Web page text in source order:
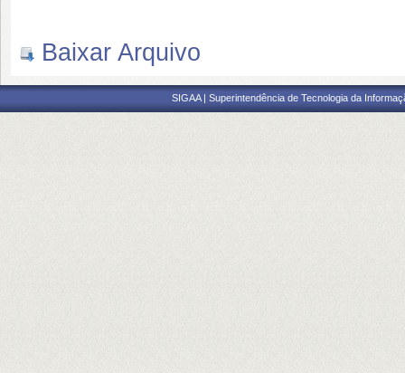
Baixar Arquivo
SIGAA | Superintendência de Tecnologia da